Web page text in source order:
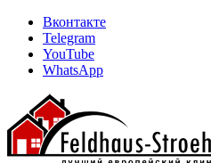
Вконтакте
Telegram
YouTube
WhatsApp